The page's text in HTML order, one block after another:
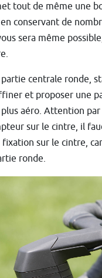
tout de même une
conservant de
sera même
centrale ronde,
et proposer une
aéro. Attention
sur le cintre, il
fixation sur le cintre,
ronde.